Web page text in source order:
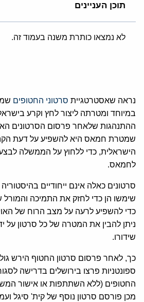
תוכן העניינים
לא נמצאו כותרת משנה בעמוד זה.
נראה שאסטרטגיית סרטוני החטופים
במיוחד ומטרתה ליצור לחץ וקרע
ההתנהגות שלאחר פרסום הסרטונים
שמטרת חמאס היא להשפיע על דעת
הישראלית, כדי ללחוץ על הממשלה
לחמאס.
סרטונים כאלה אינם ייחודיים
שימשו הן כדי לחזק את התמיכה והמורל
כדי להשפיע לרעה על מצב הרוח של
ניתן להבין את המטרה של כל סרטון על
שידורו.
כך, לאחר פרסום סרטון החטוף הירש
ספונטניות פרצו בירושלים בדרישה
החטופים (ללא השתתפות או אישור
מכן פורסם סרטון נוסף של קית' סיגל